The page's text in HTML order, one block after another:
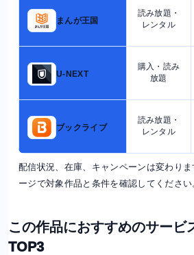
まんが王国
読み放題・
レンタル
U-NEXT
購入・読み
放題
ブックライブ
読み放題・
レンタル
配信状況、在庫、キャンペーンは変わり
ージで対象作品と条件を確認してください
この作品におすすめのサービ
TOP3